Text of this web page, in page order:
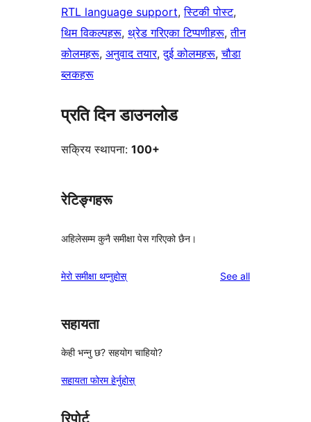
RTL language support, स्टिकी पोस्ट
थिम विकल्पहरू, थ्रेड गरिएका टिप्पणीहरू, तीन
कोलमहरू, अनुवाद तयार, दुई कोलमहरू, चौडा
ब्लकहरू
प्रति दिन डाउनलोड
सक्रिय स्थापना: 100+
रेटिङ्गहरू
अहिलेसम्म कुनै समीक्षा पेस गरिएको छैन।
मेरो समीक्षा थप्नुहोस् See allreviews
सहायता
केही भन्नु छ? सहयोग चाहियो?
सहायता फोरम हेर्नुहोस्